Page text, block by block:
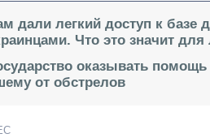
дали легкий доступ к базе
Что это значит
оказывать помощь
от обстрелов